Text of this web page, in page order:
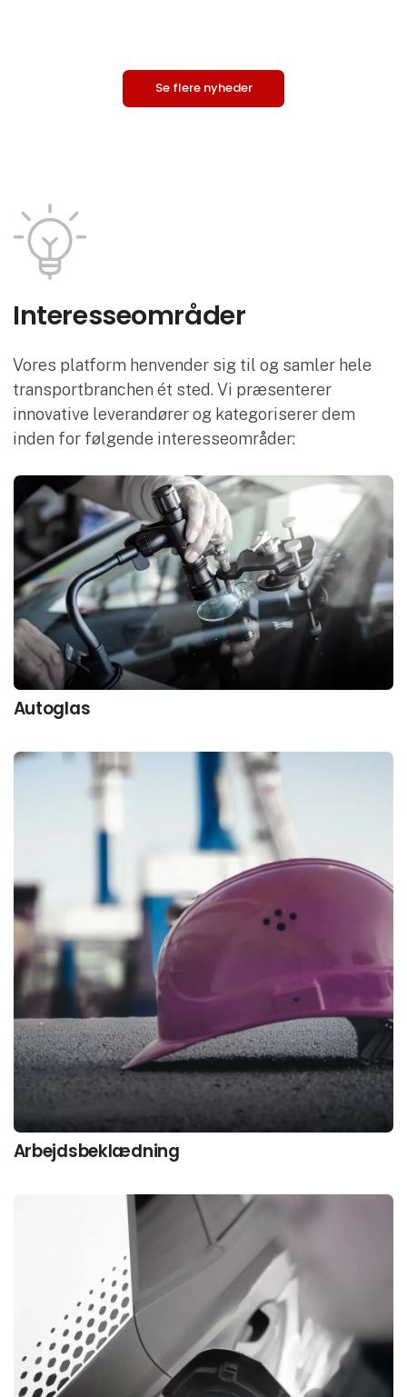
Se flere nyheder
Interesse­områder
Vores platform henvender sig til og samler hele
transportbranchen ét sted. Vi præsenterer
innovative leverandører og kategoriserer dem
inden for følgende interesseområder:
Autoglas
Arbejds­beklædning